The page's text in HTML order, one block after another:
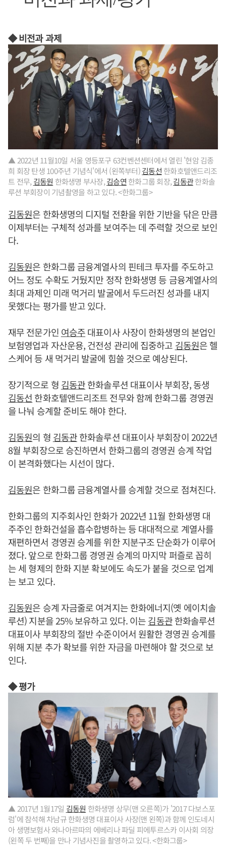
◆ 비전과 과제
▲ 2022년 11월10일 서울 영등포구 63컨벤션센터에서 열린 '현암 김종
희 회장 탄생 100주년 기념식'에서 (왼쪽부터)김동선 한화호텔앤드리조
트 전무, 김동원 한화생명 부사장,김승연 한화그룹 회장,김동관한화솔
루션 부회장이 기념촬영을 하고 있다. <한화그룹>
김동원은 한화생명의 디지털 전환을 위한 기반을 닦은 만큼
이제부터는 구체적 성과를 보여주는 데 주력할 것으로 보인
다.
김동원은 한화그룹 금융계열사의 핀테크 투자를 주도하고
어느 정도 수확도 거뒀지만 정작 한화생명 등 금융계열사의
최대 과제인 미래 먹거리 발굴에서 두드러진 성과를 내지
못했다는 평가를 받고 있다.
재무 전문가인 여승주대표이사 사장이 한화생명의 본업인
보험영업과 자산운용, 건전성 관리에 집중하고 김동원은 헬
스케어 등 새 먹거리 발굴에 힘쓸 것으로 예상된다.
장기적으로 형 김동관한화솔루션 대표이사 부회장, 동생
김동선 한화호텔앤드리조트 전무와 함께 한화그룹 경영권
을 나눠 승계할 준비도 해야 한다.
김동원의 형 김동관한화솔루션 대표이사 부회장이 2022년
8월 부회장으로 승진하면서 한화그룹의 경영권 승계 작업
이 본격화했다는 시선이 많다.
김동원은 한화그룹 금융계열사를 승계할 것으로 점쳐진다.
한화그룹의 지주회사인 한화가 2022년 11월 한화생명 대
주주인 한화건설을 흡수합병하는 등 대대적으로 계열사를
재편하면서 경영권 승계를 위한 지분구조 단순화가 이루어
졌다. 앞으로 한화그룹 경영권 승계의 마지막 퍼즐로 꼽히
는 세 형제의 한화 지분 확보에도 속도가 붙을 것으로 업계
는 보고 있다.
김동원은 승계 자금줄로 여겨지는 한화에너지(옛 에이치솔
루션) 지분을 25% 보유하고 있다. 이는김동관한화솔루션
대표이사 부회장의 절반 수준이어서 원활한 경영권 승계를
위해 지분 추가 확보를 위한 자금을 마련해야 할 것으로 보
인다.
◆ 평가
▲ 2017년 1월17일 김동원 한화생명 상무(맨 오른쪽)가 '2017 다보스포
럼'에 참석해 차남규 한화생명 대표이사 사장(맨 왼쪽)과 함께 인도네시
아 생명보험사 와나아르따의 에베리나 파딜 피에투르스카 이사회 의장
(왼쪽 두 번째)을 만나 기념사진을 촬영하고 있다. <한화그룹>